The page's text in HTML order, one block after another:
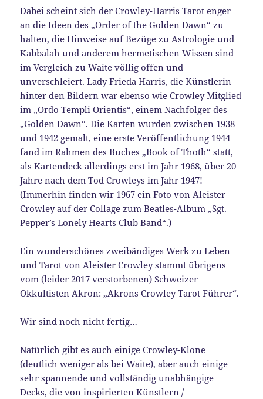
Dabei scheint sich der Crowley-Harris Tarot enger
an die Ideen des „Order of the Golden Dawn“ zu
halten, die Hinweise auf Bezüge zu Astrologie und
Kabbalah und anderem hermetischen Wissen sind
im Vergleich zu Waite völlig offen und
unverschleiert. Lady Frieda Harris, die Künstlerin
hinter den Bildern war ebenso wie Crowley Mitglied
im „Ordo Templi Orientis“, einem Nachfolger des
„Golden Dawn“. Die Karten wurden zwischen 1938
und 1942 gemalt, eine erste Veröffentlichung 1944
fand im Rahmen des Buches „Book of Thoth“ statt,
als Kartendeck allerdings erst im Jahr 1968, über 20
Jahre nach dem Tod Crowleys im Jahr 1947!
(Immerhin finden wir 1967 ein Foto von Aleister
Crowley auf der Collage zum Beatles-Album „Sgt.
Pepper’s Lonely Hearts Club Band“.)
Ein wunderschönes zweibändiges Werk zu Leben
und Tarot von Aleister Crowley stammt übrigens
vom (leider 2017 verstorbenen) Schweizer
Okkultisten Akron: „Akrons Crowley Tarot Führer“.
Wir sind noch nicht fertig…
Natürlich gibt es auch einige Crowley-Klone
(deutlich weniger als bei Waite), aber auch einige
sehr spannende und vollständig unabhängige
Decks, die von inspirierten Künstlern /